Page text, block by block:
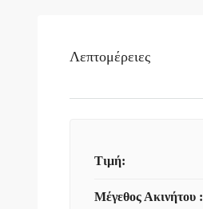
Λεπτομέρειες
Τιμή:
Μέγεθος Ακινήτου :